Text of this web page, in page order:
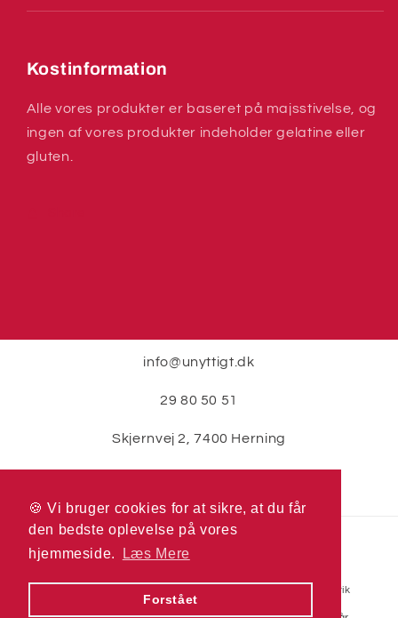
🍪 Vi bruger cookies for at sikre, at du får
den bedste oplevelse på vores
hjemmeside.
Læs Mere
Forstået
🍪 Vi bruger cookies for at sikre, at du får
den bedste oplevelse på vores
hjemmeside.
Læs Mere
Forstået
Kostinformation
Alle vores produkter er baseret på majsstivelse, og
ingen af vores produkter indeholder gelatine eller
gluten.
info@unyttigt.dk
29 80 50 51
Skjernvej 2, 7400 Herning
Betalingsmetoder
Refusionspolitik